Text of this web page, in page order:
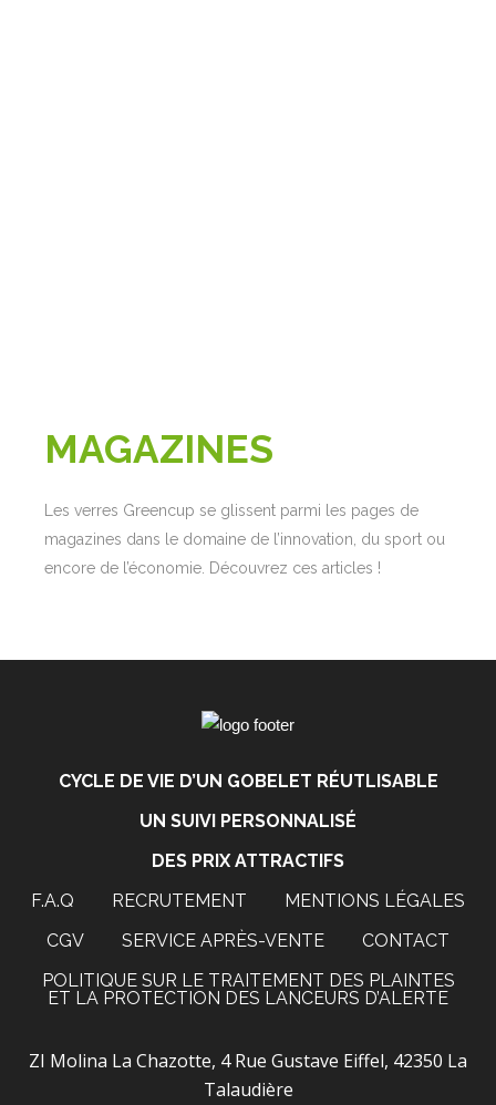
MAGAZINES
Les verres Greencup se glissent parmi les pages de
magazines dans le domaine de l’innovation, du sport ou
encore de l’économie. Découvrez ces articles !
CYCLE DE VIE D’UN GOBELET RÉUTLISABLE
UN SUIVI PERSONNALISÉ
DES PRIX ATTRACTIFS
F.A.Q
RECRUTEMENT
MENTIONS LÉGALES
CGV
SERVICE APRÈS-VENTE
CONTACT
POLITIQUE SUR LE TRAITEMENT DES PLAINTES
ET LA PROTECTION DES LANCEURS D’ALERTE
ZI Molina La Chazotte, 4 Rue Gustave Eiffel, 42350 La
Talaudière